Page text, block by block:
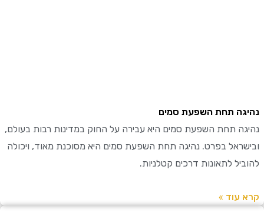
תחת השפעת סמים
תחת השפעת סמים היא עבירה על החוק במדינות רבות בעולם,
בפרט. נהיגה תחת השפעת סמים היא מסוכנת מאוד, ויכולה
לתאונות דרכים קטלניות.
»